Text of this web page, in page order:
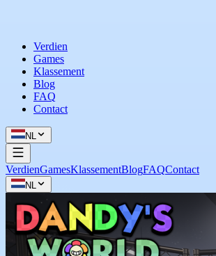
Verdien
Games
Klassement
Blog
FAQ
Contact
NL
VerdienGamesKlassementBlogFAQContact
NL